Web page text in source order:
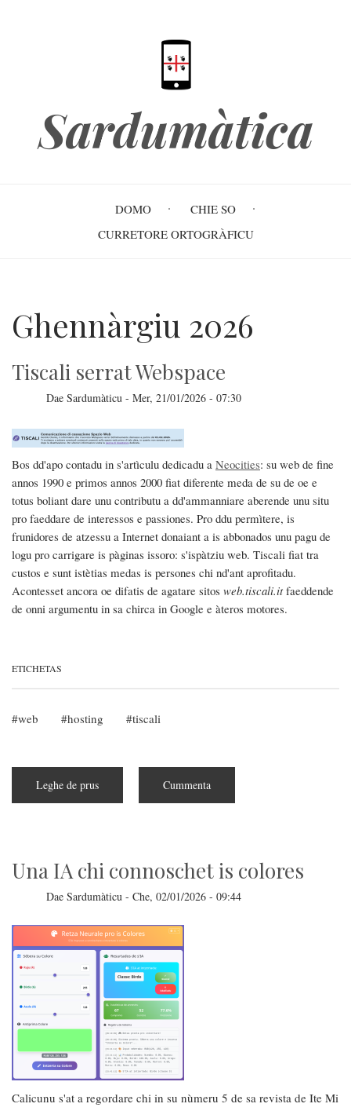
Sardumàtica
navigation
DOMO
CHIE SO
CURRETORE ORTOGRÀFICU
Ghennàrgiu 2026
Tiscali serrat Webspace
Dae Sardumàticu - Mer, 21/01/2026 - 07:30
Bos dd'apo contadu in s'artìculu dedicadu a Neocities: su web de fine
annos 1990 e primos annos 2000 fiat diferente meda de su de oe e
totus boliant dare unu contributu a dd'ammanniare aberende unu situ
pro faeddare de interessos e passiones. Pro ddu permìtere, is
frunidores de atzessu a Internet donaiant a is abbonados unu pagu de
logu pro carrigare is pàginas issoro: s'ispàtziu web. Tiscali fiat tra
custos e sunt istètias medas is persones chi nd'ant aprofitadu.
Acontesset ancora oe difatis de agatare sitos web.tiscali.itfaeddende
de onni argumentu in sa chirca in Google e àteros motores.
ETICHETAS
web hosting tiscali
Leghe de prus
serrat
Cummenta
Una IA chi connoschet is colores
Dae Sardumàticu - Che, 02/01/2026 - 09:44
Calicunu s'at a regordare chi in su nùmeru 5 de sa revista de Ite Mi